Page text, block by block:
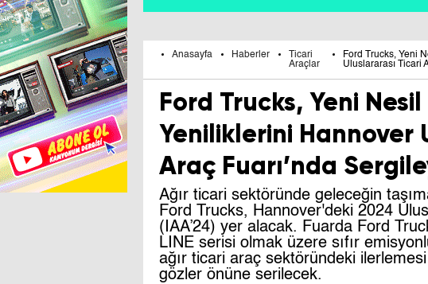
Anasayfa Haberler
Ticari
Araçlar
Ford Trucks, Yeni
Uluslararası Ticari
Ford Trucks, Yeni
Yeniliklerini Hannover
Araç Fuarı’nda
Ağır ticari sektöründe geleceğin
Ford Trucks, Hannover'deki 2024
(IAA’24) yer alacak. Fuarda Ford
LINE serisi olmak üzere sıfır
ağır ticari araç sektöründeki
gözler önüne serilecek.